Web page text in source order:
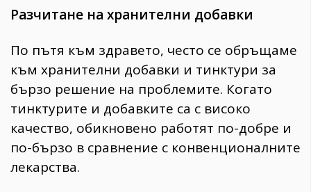
Разчитане на хранителни добавки
По пътя към здравето, често се обръщаме
към хранителни добавки и тинктури за
бързо решение на проблемите. Когато
тинктурите и добавките са с високо
качество, обикновено работят по-добре и
по-бързо в сравнение с конвенционалните
лекарства.